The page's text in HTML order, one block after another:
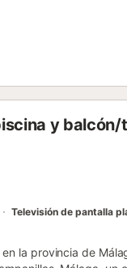
centralizado, una
para niños.
exterior privada
una
compartida. La
está a menos de
admiten animales
y
Televisión de pantalla
la provincia de